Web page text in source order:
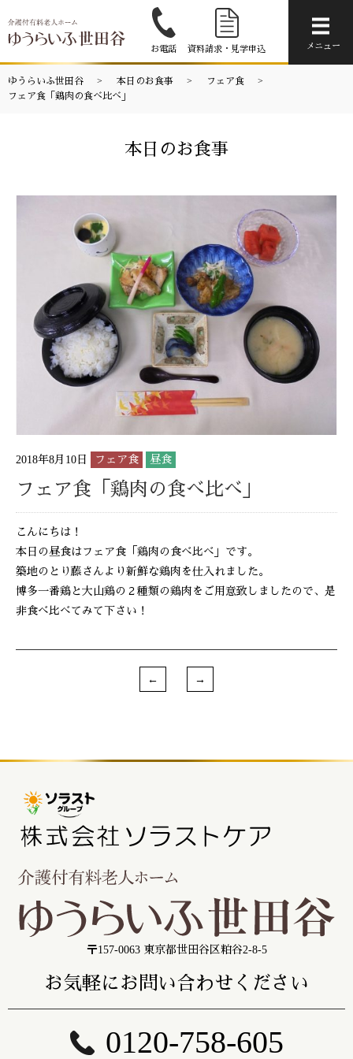
お電話 資料請求・見学申込 メニュー
ゆうらいふ世田谷 本日のお食事
フェア食
フェア食「鶏肉の食べ比べ」
本日のお食事
2018年8月10日 フェア食 昼食
フェア食「鶏肉の食べ比べ」
こんにちは！
本日の昼食はフェア食「鶏肉の食べ比べ」です。
築地のとり藤さんより新鮮な鶏肉を仕入れました。
博多一番鶏と大山鶏の２種類の鶏肉をご用意致しましたので、是
非食べ比べてみて下さい！
〒157-0063 東京都世田谷区粕谷2-8-5
お気軽にお問い合わせください
0120-758-605